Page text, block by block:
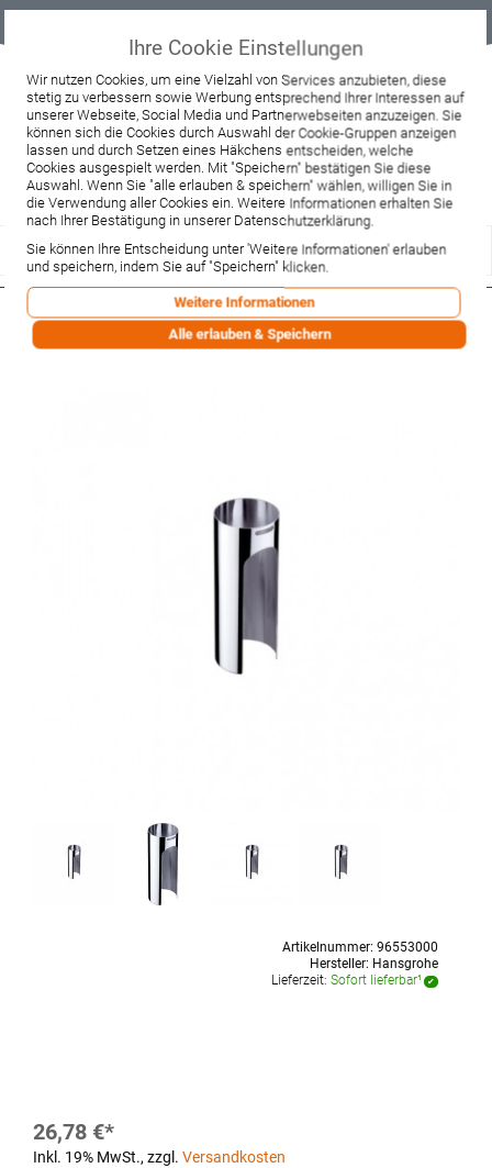
Beratung & Verkauf
+49 37467 66944
Montag - Freitag:
10:00 - 12:00 Uhr
13:00 - 16:00 Uhr
Samstag:
9:00 - 12:00 Uhr
Lieferzeitanfrage Widerruf
Hansgrohe Rohrverkleidung
Flowstar chrom (96553000)
Artikelnummer: 96553000
Hersteller: Hansgrohe
Lieferzeit: Sofort lieferbar¹
26,78 €
Inkl. 19% MwSt., zzgl. Versandkosten
Ihre Cookie Einstellungen
Wir nutzen Cookies, um eine Vielzahl von Services anzubieten, diese
stetig zu verbessern sowie Werbung entsprechend Ihrer Interessen auf
unserer Webseite, Social Media und Partnerwebseiten anzuzeigen. Sie
können sich die Cookies durch Auswahl der Cookie-Gruppen anzeigen
lassen und durch Setzen eines Häkchens entscheiden, welche
Cookies ausgespielt werden. Mit "Speichern" bestätigen Sie diese
Auswahl. Wenn Sie "alle erlauben & speichern" wählen, willigen Sie in
die Verwendung aller Cookies ein. Weitere Informationen erhalten Sie
nach Ihrer Bestätigung in unserer Datenschutzerklärung.
Sie können Ihre Entscheidung unter 'Weitere Informationen' erlauben
und speichern, indem Sie auf "Speichern" klicken.
Weitere Informationen
Alle erlauben & Speichern